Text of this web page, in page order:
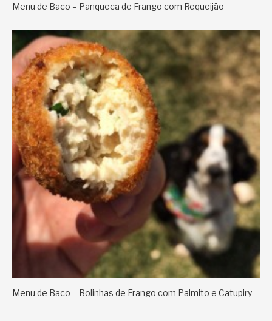
Menu de Baco – Panqueca de Frango com Requeijão
Menu de Baco – Bolinhas de Frango com Palmito e Catupiry